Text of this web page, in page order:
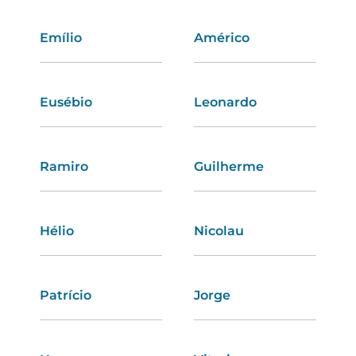
Emílio Américo
Eusébio Leonardo
Ramiro Guilherme
Hélio Nicolau
Patrício Jorge
Filipa Samanta
Fátima Estela
Rita Érica
Inês Estefânia
Camila Mafalda